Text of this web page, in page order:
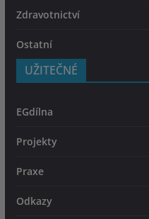
Zdravotnictví
Ostatní
UŽITEČNÉ
EGdílna
Projekty
Praxe
Odkazy